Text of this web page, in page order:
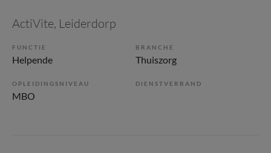
ActiVite, Leiderdorp
FUNCTIE
Helpende
BRANCHE
Thuiszorg
OPLEIDINGSNIVEAU
MBO
DIENSTVERBAND